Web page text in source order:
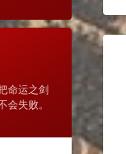
命运之剑
失败。